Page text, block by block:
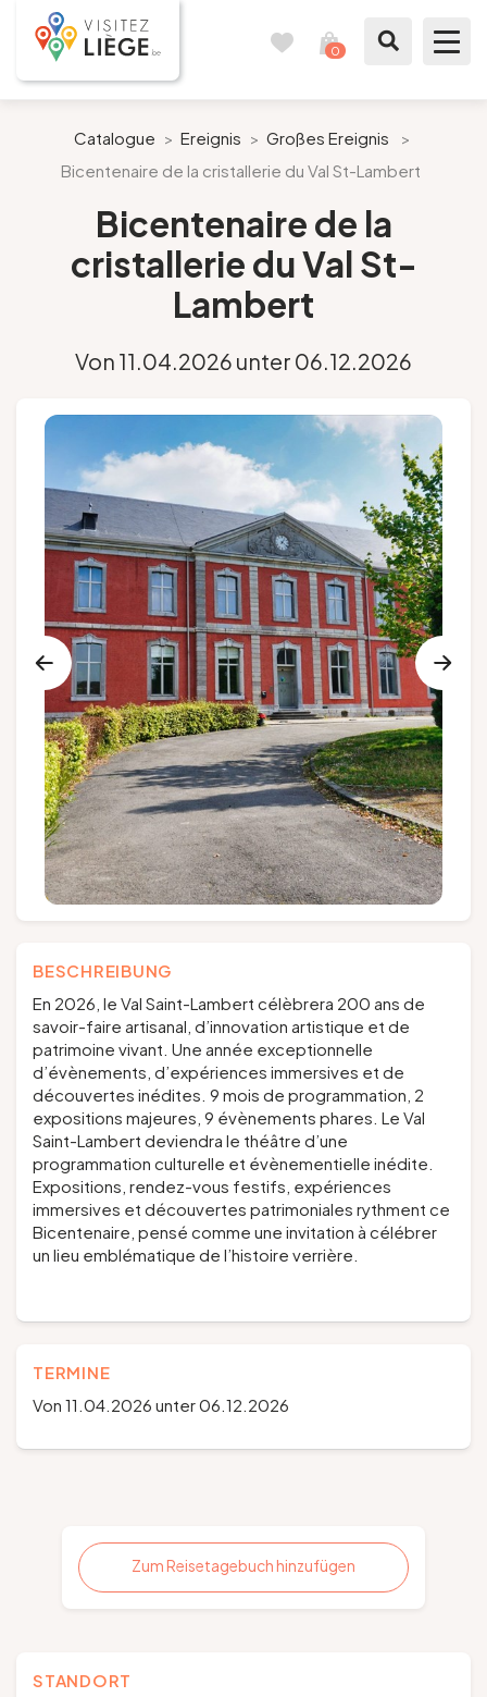
0
Wie ein Bürger von Lüttich
Meinen Aufenthalt vorbereiten
Stadt Lüttich
Agenda
Folgen Sie uns
Gruppen und Reiseveranstalter
EN NL DE
Catalogue > Ereignis > Großes Ereignis
>
Bicentenaire de la cristallerie du Val St-Lambert
Bicentenaire de la
cristallerie du Val St-
Lambert
Von 11.04.2026 unter 06.12.2026
BESCHREIBUNG
En 2026, le Val Saint-Lambert célèbrera 200 ans de
savoir-faire artisanal, d’innovation artistique et de
patrimoine vivant. Une année exceptionnelle
d’évènements, d’expériences immersives et de
découvertes inédites. 9 mois de programmation, 2
expositions majeures, 9 évènements phares. Le Val
Saint-Lambert deviendra le théâtre d’une
programmation culturelle et évènementielle inédite.
Expositions, rendez-vous festifs, expériences
immersives et découvertes patrimoniales rythment ce
Bicentenaire, pensé comme une invitation à célébrer
un lieu emblématique de l’histoire verrière.
TERMINE
Von 11.04.2026 unter 06.12.2026
Zum Reisetagebuch hinzufügen
STANDORT